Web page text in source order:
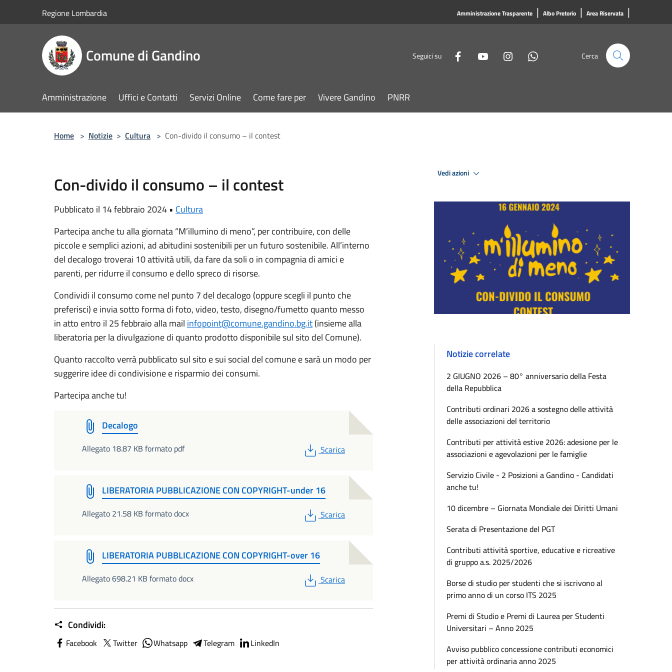
Regione Lombardia Amministrazione Trasparente | Albo Pretorio | Area Riservata |
Comune di Gandino Seguici su Cerca
Amministrazione Uffici e Contatti Servizi Online Come fare per Vivere Gandino PNRR
Home > Notizie > Cultura > Con-divido il consumo – il contest
Con-divido il consumo – il contest
Pubblicato il 14 febbraio 2024 • Cultura
Partecipa anche tu alla giornata “M’illumino di meno”, per contribuire, con delle
piccole e semplici azioni, ad abitudini sostenibili per un futuro sostenibile. All’interno
del decalogo troverai 10 attività utili, da fare da soli o in compagnia di amici e
parenti, per ridurre il consumo e dello spreco di risorse.
Condividi il consumo come nel punto 7 del decalogo (oppure scegli il punto che
preferisci) e invia sotto forma di foto, video, testo, disegno/fumetto quanto messo
in atto entro il 25 febbraio alla mail infopoint@comune.gandino.bg.it(insieme alla
liberatoria per la divulgazione di quanto prodotto disponibile sul sito del Comune).
Quanto raccolto verrà pubblicato sul sito e sui social del comune e sarà un modo per
suggerire idee di condivisione e risparmio dei consumi.
Partecipa anche tu!
Decalogo
Allegato 18.87 KB formato pdf PDF
Scarica
LIBERATORIA PUBBLICAZIONE CON COPYRIGHT-under 16
Allegato 21.58 KB formato docx PDF
Scarica
LIBERATORIA PUBBLICAZIONE CON COPYRIGHT-over 16
Allegato 698.21 KB formato docx PDF
Scarica
Condividi:
Facebook Twitter Whatsapp Telegram LinkedIn
Vedi azioni
Notizie correlate
2 GIUGNO 2026 – 80° anniversario della Festa
della Repubblica
Contributi ordinari 2026 a sostegno delle attività
delle associazioni del territorio
Contributi per attività estive 2026: adesione per le
associazioni e agevolazioni per le famiglie
Servizio Civile - 2 Posizioni a Gandino - Candidati
anche tu!
10 dicembre – Giornata Mondiale dei Diritti Umani
Serata di Presentazione del PGT
Contributi attività sportive, educative e ricreative
di gruppo a.s. 2025/2026
Borse di studio per studenti che si iscrivono al
primo anno di un corso ITS 2025
Premi di Studio e Premi di Laurea per Studenti
Universitari – Anno 2025
Avviso pubblico concessione contributi economici
per attività ordinaria anno 2025